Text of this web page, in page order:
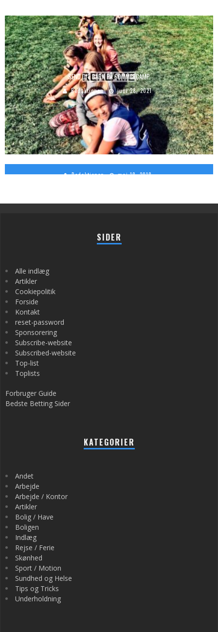
SEND DIT BARN PÅ SOMMERCAMP
Redaktionen juni 28, 2021
Redaktionen maj 18, 2018
SIDER
Alle indlæg
Artikler
Cookiepolitik
Forside
Kontakt
reset-password
Sponsorering
Subscribe-website
Subscribed-website
Top-list
Toplists
Forbruger Guide
Bedste Betting Sider
KATEGORIER
Andet
Arbejde
Arbejde / Kontor
Artikler
Bolig / Have
Boligen
Indlæg
Rejse / Ferie
Skønhed
Sport / Motion
Sundhed og Helse
Tips og Tricks
Underholdning